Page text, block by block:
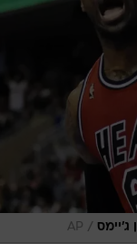
ג'יימס /
AP